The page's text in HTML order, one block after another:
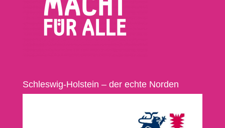
Schleswig-Holstein – der echte Norden